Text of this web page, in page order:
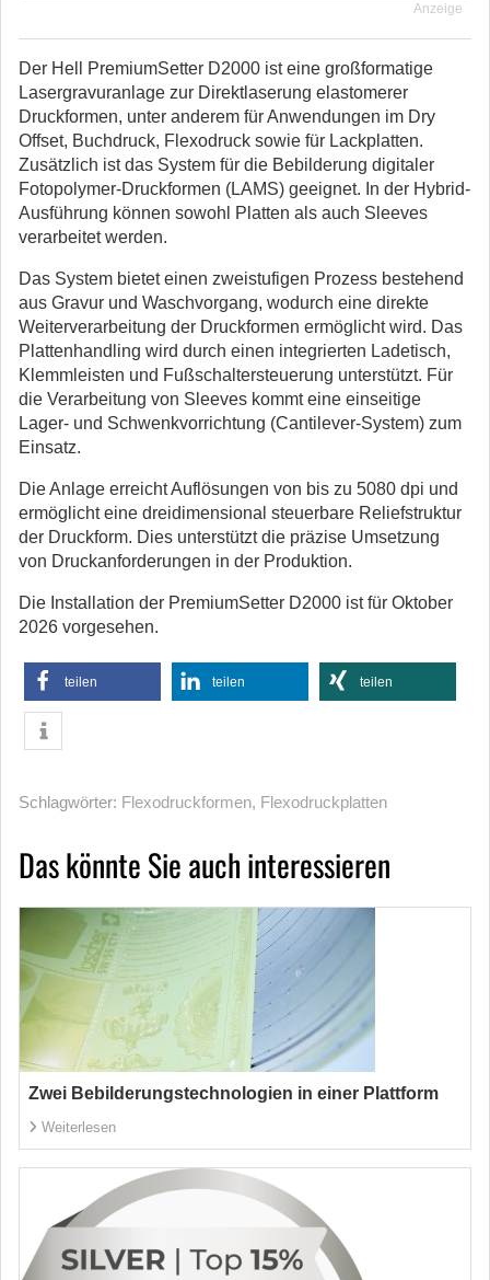
Anzeige
Der Hell PremiumSetter D2000 ist eine großformatige
Lasergravuranlage zur Direktlaserung elastomerer
Druckformen, unter anderem für Anwendungen im Dry
Offset, Buchdruck, Flexodruck sowie für Lackplatten.
Zusätzlich ist das System für die Bebilderung digitaler
Fotopolymer-Druckformen (LAMS) geeignet. In der Hybrid-
Ausführung können sowohl Platten als auch Sleeves
verarbeitet werden.
Das System bietet einen zweistufigen Prozess bestehend
aus Gravur und Waschvorgang, wodurch eine direkte
Weiterverarbeitung der Druckformen ermöglicht wird. Das
Plattenhandling wird durch einen integrierten Ladetisch,
Klemmleisten und Fußschaltersteuerung unterstützt. Für
die Verarbeitung von Sleeves kommt eine einseitige
Lager- und Schwenkvorrichtung (Cantilever-System) zum
Einsatz.
Die Anlage erreicht Auflösungen von bis zu 5080 dpi und
ermöglicht eine dreidimensional steuerbare Reliefstruktur
der Druckform. Dies unterstützt die präzise Umsetzung
von Druckanforderungen in der Produktion.
Die Installation der PremiumSetter D2000 ist für Oktober
2026 vorgesehen.
teilen teilen teilen
Schlagwörter: Flexodruckformen, Flexodruckplatten
Das könnte Sie auch interessieren
Zwei Bebilderungstechnologien in einer Plattform
Weiterlesen